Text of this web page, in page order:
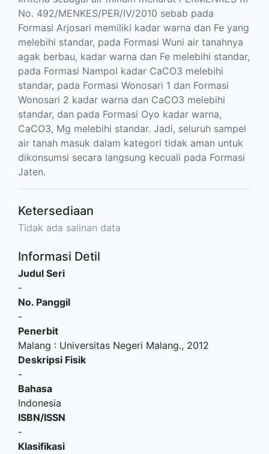
No. 492/MENKES/PER/IV/2010 sebab pada
Formasi Arjosari memiliki kadar warna dan Fe yang
melebihi standar, pada Formasi Wuni air tanahnya
agak berbau, kadar warna dan Fe melebihi standar,
pada Formasi Nampol kadar CaCO3 melebihi
standar, pada Formasi Wonosari 1 dan Formasi
Wonosari 2 kadar warna dan CaCO3 melebihi
standar, dan pada Formasi Oyo kadar warna,
CaCO3, Mg melebihi standar. Jadi, seluruh sampel
air tanah masuk dalam kategori tidak aman untuk
dikonsumsi secara langsung kecuali pada Formasi
Jaten.
Ketersediaan
Tidak ada salinan data
Informasi Detil
Judul Seri
-
No. Panggil
-
Penerbit
Malang : Universitas Negeri Malang., 2012
Deskripsi Fisik
-
Bahasa
Indonesia
ISBN/ISSN
-
Klasifikasi